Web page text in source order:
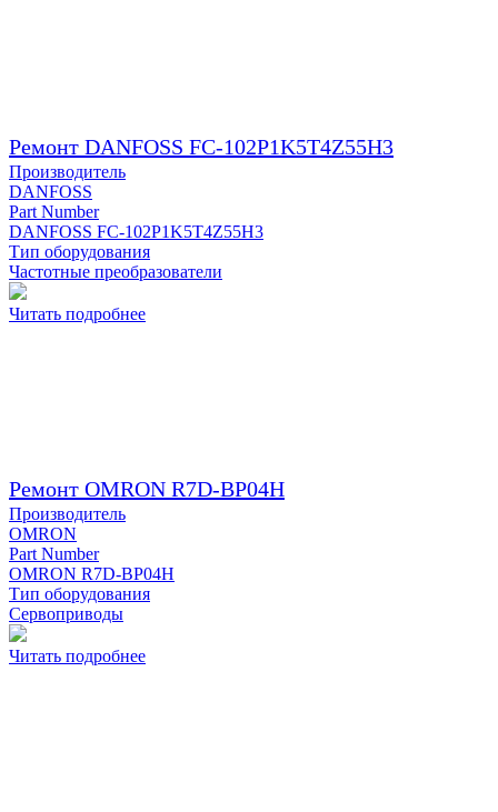
Ремонт DANFOSS FC-102P1K5T4Z55H3
Производитель
DANFOSS
Part Number
DANFOSS FC-102P1K5T4Z55H3
Тип оборудования
Частотные преобразователи
Читать подробнее
Ремонт OMRON R7D-BP04H
Производитель
OMRON
Part Number
OMRON R7D-BP04H
Тип оборудования
Сервоприводы
Читать подробнее